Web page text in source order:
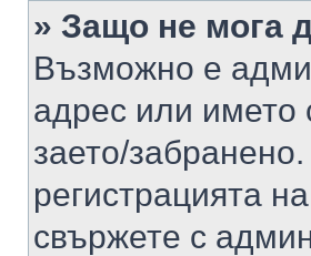
» Защо не мога
Възможно е
адрес или името
заето/
регистрацията
свържете с